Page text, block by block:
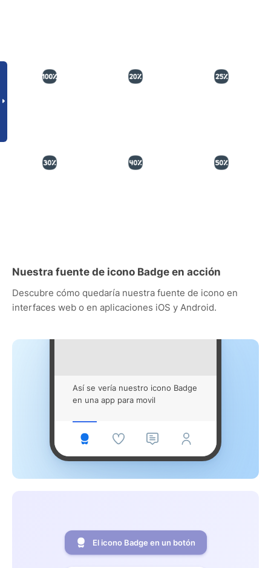
Nuestra fuente de icono Badge en acción
Descubre cómo quedaría nuestra fuente de icono en
interfaces web o en aplicaciones iOS y Android.
Así se vería nuestro icono Badge
en una app para movil
El icono Badge en un botón